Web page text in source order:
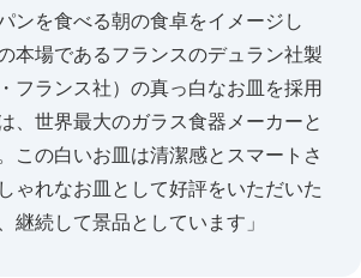
ンを食べる朝の食卓をイメージし
本場であるフランスのデュラン社製
フランス社）の真っ白なお皿を採用
、世界最大のガラス食器メーカーと
この白いお皿は清潔感とスマートさ
ゃれなお皿として好評をいただいた
継続して景品としています」